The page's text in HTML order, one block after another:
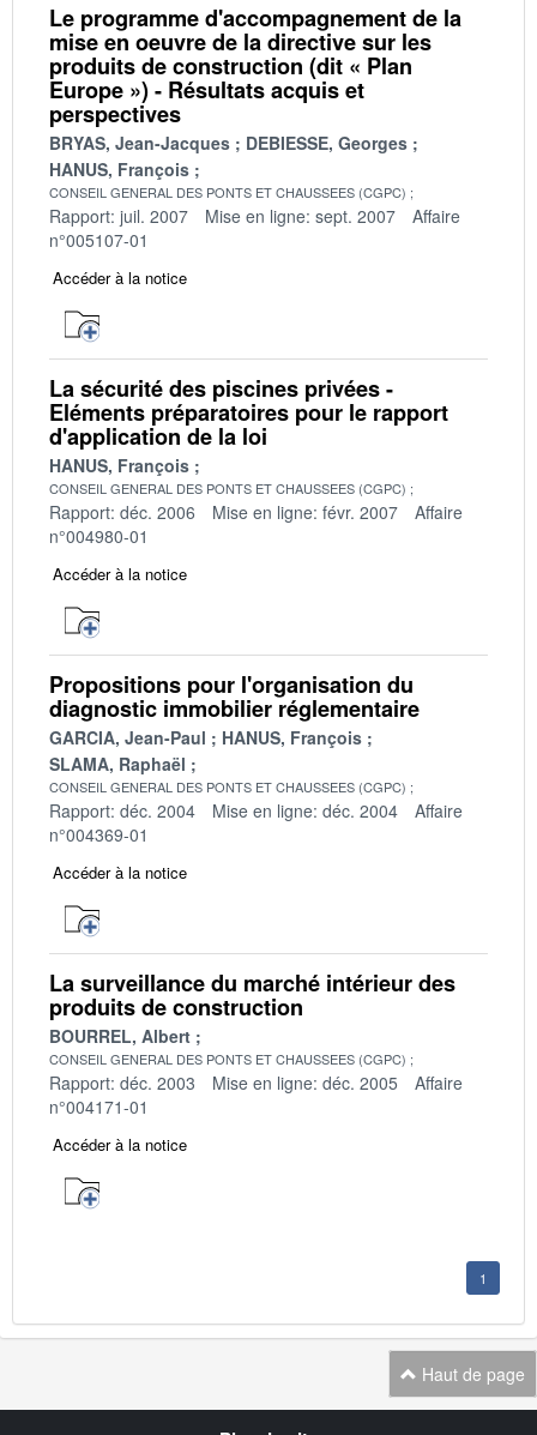
Le programme d'accompagnement de la
mise en oeuvre de la directive sur les
produits de construction (dit « Plan
Europe ») - Résultats acquis et
perspectives
BRYAS, Jean-Jacques
DEBIESSE, Georges
HANUS, François
CONSEIL GENERAL DES PONTS ET CHAUSSEES (CGPC)
Rapport: juil. 2007 Mise en ligne: sept. 2007
Affaire
n°005107-01
Accéder à la notice
La sécurité des piscines privées -
Eléments préparatoires pour le rapport
d'application de la loi
HANUS, François
CONSEIL GENERAL DES PONTS ET CHAUSSEES (CGPC)
Rapport: déc. 2006 Mise en ligne: févr. 2007
Affaire
n°004980-01
Accéder à la notice
Propositions pour l'organisation du
diagnostic immobilier réglementaire
GARCIA, Jean-Paul
HANUS, François
SLAMA, Raphaël
CONSEIL GENERAL DES PONTS ET CHAUSSEES (CGPC)
Rapport: déc. 2004 Mise en ligne: déc. 2004
Affaire
n°004369-01
Accéder à la notice
La surveillance du marché intérieur des
produits de construction
BOURREL, Albert
CONSEIL GENERAL DES PONTS ET CHAUSSEES (CGPC)
Rapport: déc. 2003 Mise en ligne: déc. 2005
Affaire
n°004171-01
Accéder à la notice
1
Haut de page